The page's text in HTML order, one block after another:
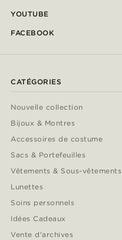
YOUTUBE
FACEBOOK
CATÉGORIES
Nouvelle collection
Bijoux & Montres
Accessoires de costume
Sacs & Portefeuilles
Vêtements & Sous-vêtements
Lunettes
Soins personnels
Idées Cadeaux
Vente d'archives